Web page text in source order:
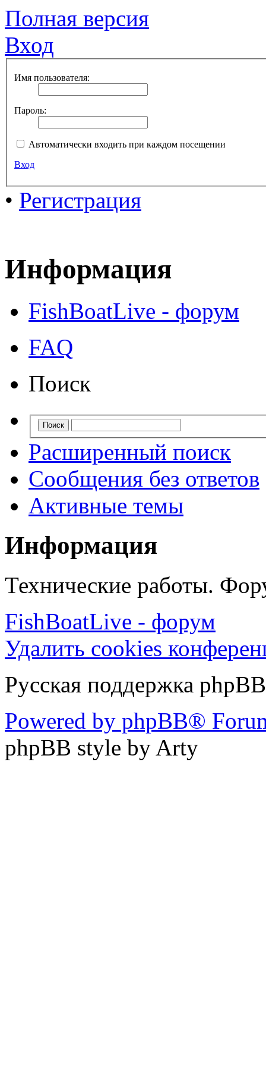
Полная версия
Вход
Имя пользователя:
Пароль:
Автоматически входить при каждом посещении
Вход
• Регистрация
Информация
FishBoatLive - форум
FAQ
Поиск
Расширенный поиск
Сообщения без ответов
Активные темы
Информация
Технические работы.
FishBoatLive - форум
Удалить cookies
Русская поддержка phpBB
Powered by phpBB®
phpBB style by Arty